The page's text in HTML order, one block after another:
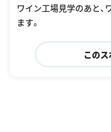
ワイン工場見学のあと、
ます。
この